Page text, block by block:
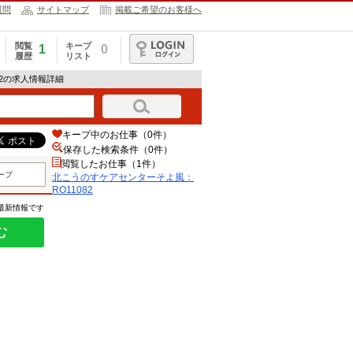
問 サイトマップ 掲載ご希望のお客様へ
閲覧
履歴
1
キープ
リスト
0
ログイン
の求人情報詳細
プ
新情報です
キープ中のお仕事（0件）
保存した検索条件（0件）
閲覧したお仕事（1件）
北こうのすケアセンターそよ風：
RO11082